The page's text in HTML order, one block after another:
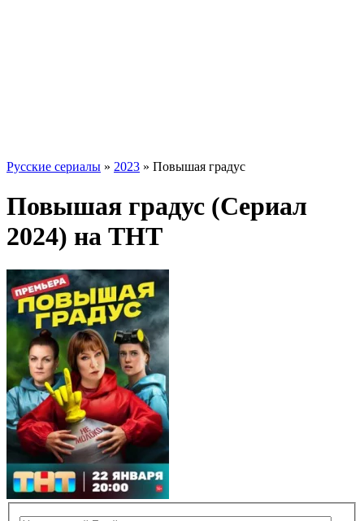
Русские сериалы » 2023 » Повышая градус
Повышая градус (Сериал
2024) на ТНТ